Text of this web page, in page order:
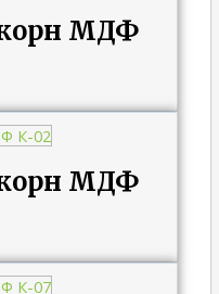
МДФ
МДФ